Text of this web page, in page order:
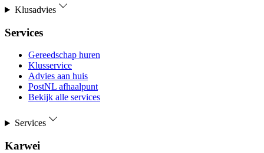
Klusadvies
Services
Gereedschap huren
Klusservice
Advies aan huis
PostNL afhaalpunt
Bekijk alle services
Services
Karwei